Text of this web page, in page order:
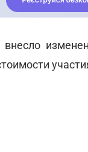
внесло